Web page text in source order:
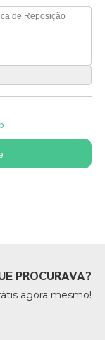
PROCURAVA?
agora mesmo!